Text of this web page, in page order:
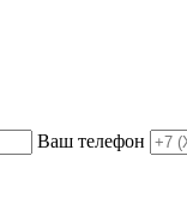
Ваш телефон